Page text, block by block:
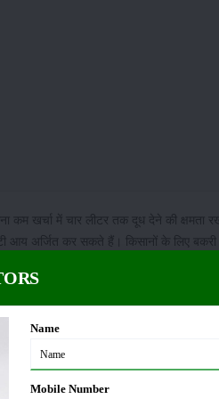
कम खर्चा में चार लीटर तक दूध देने की क्षमता
आय अर्जित कर सकते हैं। किसानों के लिए बकरी
भी करते हैं। क्योंकि इसमें गाय-भैंस के मुकाबले में
बकरी पालन से शानदार मुनाफा हांसिल करना
दुधारू नस्लें जमुनापारी बकरी,
Name
Mobile Number